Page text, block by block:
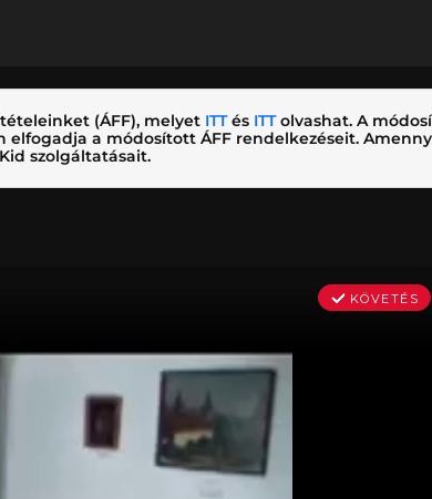
(ÁFF), melyet ITTés ITTolvashat. A
a módosított ÁFF rendelkezéseit.
szolgáltatásait.